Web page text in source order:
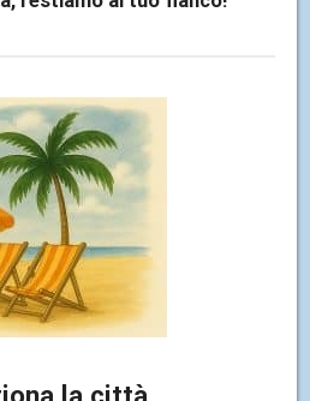
DISPLAY
telefono cellulare a causa di
o altri imprevisti quotidiani,
di Protezione Display.